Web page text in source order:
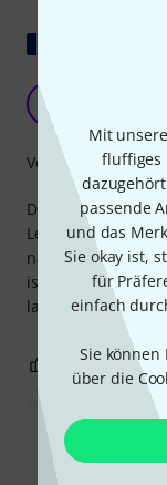
Mit
fluffiges
passende
und das
Sie okay ist,
für
einfach
Sie
über die
Original
O Sehr
Die Gewa PL-78
Leistungs-
nach einer Lampe
ist sehr
lassen sich
Verarbeitung
0